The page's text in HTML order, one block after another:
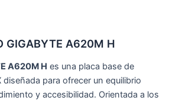
GIGABYTE A620M H
A620M H es una placa base de
para ofrecer un equilibrio
y accesibilidad. Orientada a los